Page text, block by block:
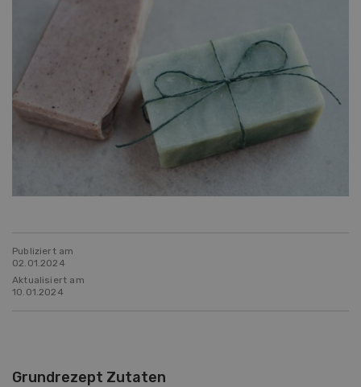
Publiziert am
02.01.2024
Aktualisiert am
10.01.2024
Grundrezept Zutaten